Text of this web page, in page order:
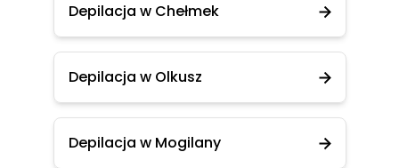
Depilacja w Chełmek
Depilacja w Olkusz
Depilacja w Mogilany